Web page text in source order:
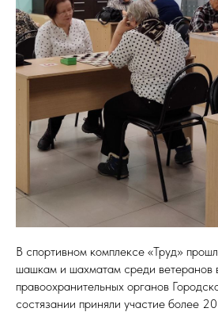
В спортивном комплексе «Труд»
шашкам и шахматам среди ветеранов
правоохранительных органов
состязании приняли участие более